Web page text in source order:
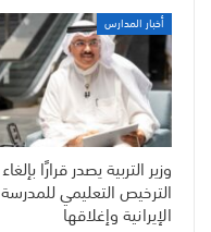
أخبار المدارس
وزير التربية يصدر قرارًا بإلغاء
الترخيص التعليمي للمدرسة
الإيرانية وإغلاقها